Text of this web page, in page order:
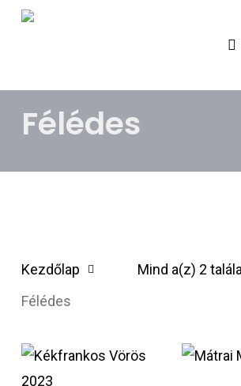
Skip
content
Félédes
Mind a(z) 2
Kezdőlap
Félédes